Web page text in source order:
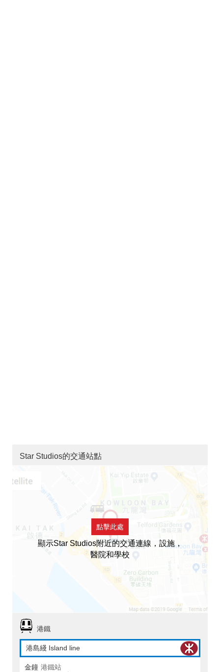
Star Studios的交通站點
點擊此處
顯示Star Studios附近的交通連線，設施，
醫院和學校
港鐵
港島綫 Island line
金鐘 港鐵站